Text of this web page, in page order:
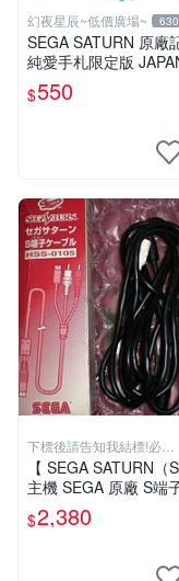
幻夜星辰~低價廣場~ 630
SEGA SATURN 原廠
純愛手札限定版
291
$550
下標後請告知我結標!必看
關於我
【 SEGA SATURN（
主機 SEGA 原廠 S端
子線 ~ 盒裝收藏版 ~
本製
$2,380